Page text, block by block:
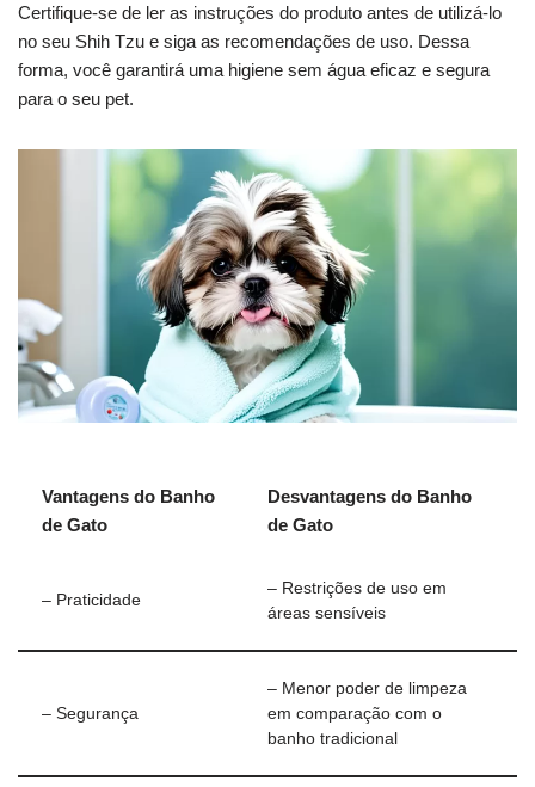
Certifique-se de ler as instruções do produto antes de utilizá-lo
no seu Shih Tzu e siga as recomendações de uso. Dessa
forma, você garantirá uma higiene sem água eficaz e segura
para o seu pet.
Vantagens do Banho
de Gato
Desvantagens do Banho
de Gato
– Praticidade
– Restrições de uso em
áreas sensíveis
– Segurança
– Menor poder de limpeza
em comparação com o
banho tradicional